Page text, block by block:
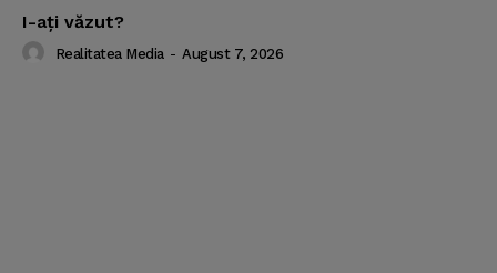
I-aţi văzut?
Realitatea Media - August 7, 2026